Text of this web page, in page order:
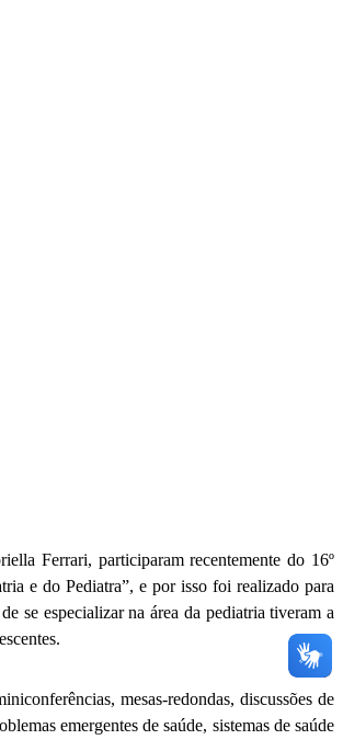
Ferrari, participaram recentemente do 16º
e do Pediatra”, e por isso foi realizado para
se especializar na área da pediatria tiveram a
mesas-redondas, discussões de
emergentes de saúde, sistemas de saúde